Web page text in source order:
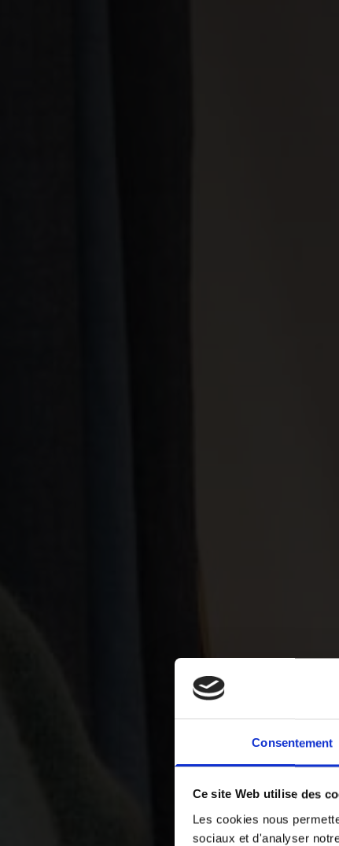
Consentement
Ce site Web utilise des
Les cookies nous
sociaux et d'analyser